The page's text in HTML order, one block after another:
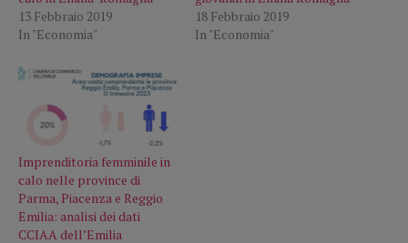
13 Febbraio 2019
In "Economia"
18 Febbraio 2019
In "Economia"
Imprenditoria femminile in
calo nelle province di
Parma, Piacenza e Reggio
Emilia: analisi dei dati
CCIAA dell’Emilia